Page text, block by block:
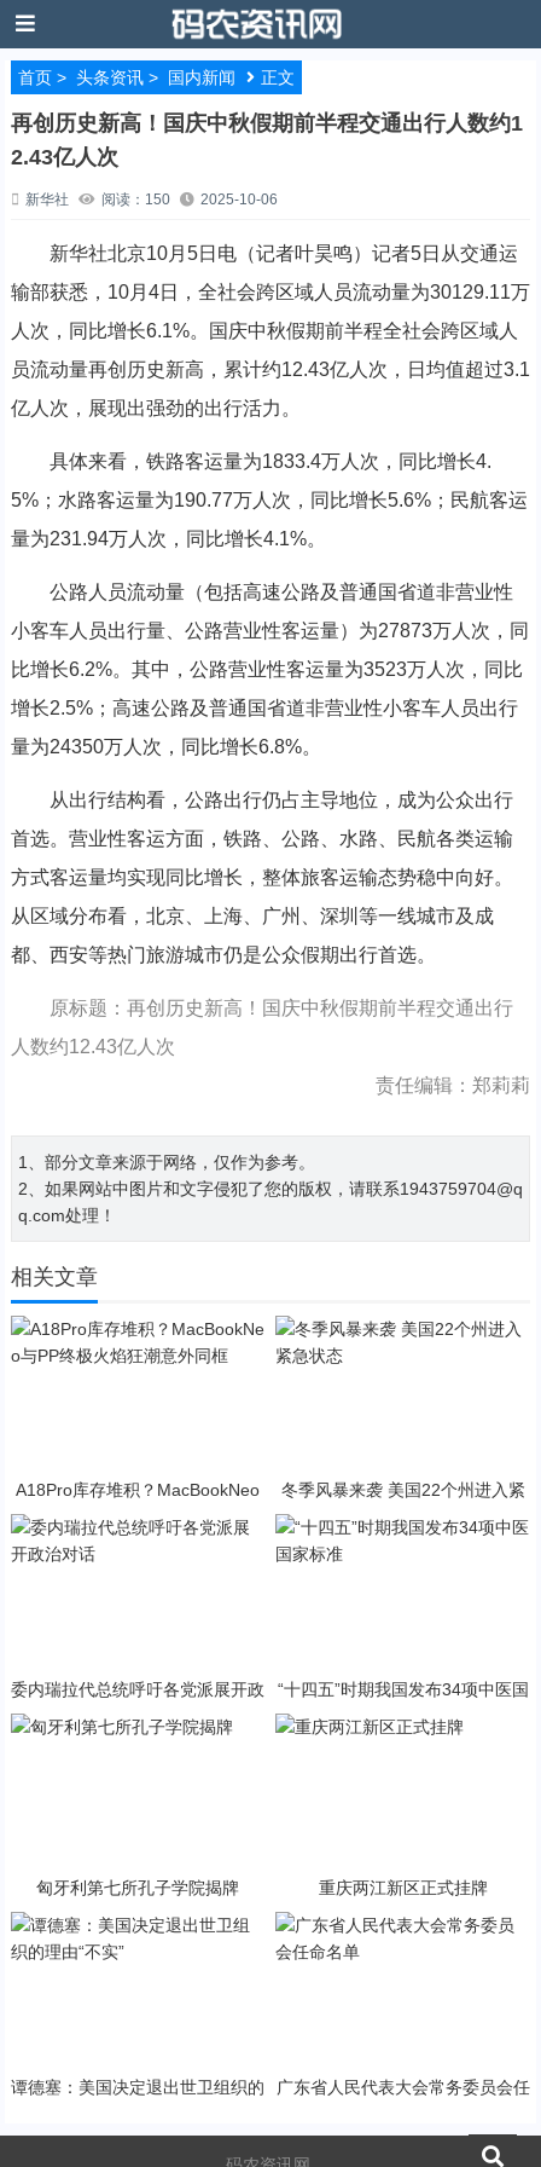
首页> 头条资讯> 国内新闻 正文
再创历史新高！国庆中秋假期前半程交通出行人数约1
2.43亿人次
新华社 阅读：150 2025-10-06
新华社北京10月5日电（记者叶昊鸣）记者5日从交通运
输部获悉，10月4日，全社会跨区域人员流动量为30129.11万
人次，同比增长6.1%。国庆中秋假期前半程全社会跨区域人
员流动量再创历史新高，累计约12.43亿人次，日均值超过3.1
亿人次，展现出强劲的出行活力。
具体来看，铁路客运量为1833.4万人次，同比增长4.
5%；水路客运量为190.77万人次，同比增长5.6%；民航客运
量为231.94万人次，同比增长4.1%。
公路人员流动量（包括高速公路及普通国省道非营业性
小客车人员出行量、公路营业性客运量）为27873万人次，同
比增长6.2%。其中，公路营业性客运量为3523万人次，同比
增长2.5%；高速公路及普通国省道非营业性小客车人员出行
量为24350万人次，同比增长6.8%。
从出行结构看，公路出行仍占主导地位，成为公众出行
首选。营业性客运方面，铁路、公路、水路、民航各类运输
方式客运量均实现同比增长，整体旅客运输态势稳中向好。
从区域分布看，北京、上海、广州、深圳等一线城市及成
都、西安等热门旅游城市仍是公众假期出行首选。
原标题：再创历史新高！国庆中秋假期前半程交通出行
人数约12.43亿人次
责任编辑：郑莉莉
1、部分文章来源于网络，仅作为参考。
2、如果网站中图片和文字侵犯了您的版权，请联系1943759704@q
q.com处理！
相关文章
A18Pro库存堆积？MacBookNeo
与PP终极火焰狂潮意外同框
冬季风暴来袭 美国22个州进入紧
急状态
委内瑞拉代总统呼吁各党派展开政
“十四五”时期我国发布34项中医国
匈牙利第七所孔子学院揭牌 重庆两江新区正式挂牌
谭德塞：美国决定退出世卫组织的
广东省人民代表大会常务委员会任